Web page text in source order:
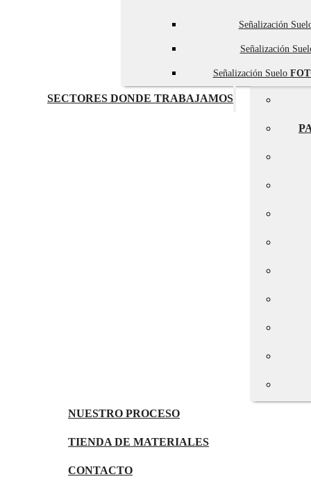
Señalización
Señalización
Señalización Suelo
SECTORES DONDE TRABAJAMOS
NUESTRO PROCESO
TIENDA DE MATERIALES
CONTACTO